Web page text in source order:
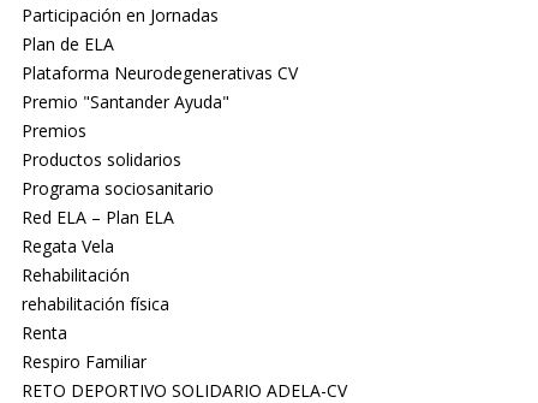
Participación en Jornadas
Plan de ELA
Plataforma Neurodegenerativas CV
Premio "Santander Ayuda"
Premios
Productos solidarios
Programa sociosanitario
Red ELA – Plan ELA
Regata Vela
Rehabilitación
rehabilitación física
Renta
Respiro Familiar
RETO DEPORTIVO SOLIDARIO ADELA-CV